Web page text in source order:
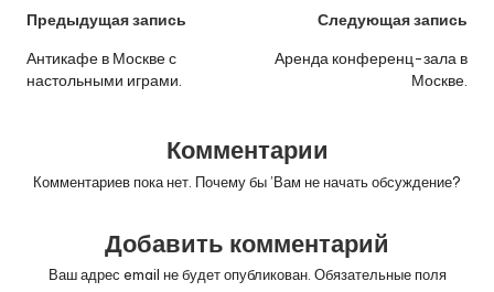
Навигация
по
записям
Предыдущая запись
Антикафе в Москве с
настольными играми.
Следующая запись
Аренда конференц-зала в
Москве.
Комментарии
Комментариев пока нет. Почему бы ’Вам не начать обсуждение?
Добавить комментарий
Ваш адрес email не будет опубликован. Обязательные поля